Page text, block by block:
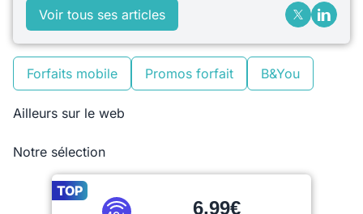
Voir tous ses articles
Forfaits mobile Promos forfait B&You
Ailleurs sur le web
Notre sélection
TOP
6,99€